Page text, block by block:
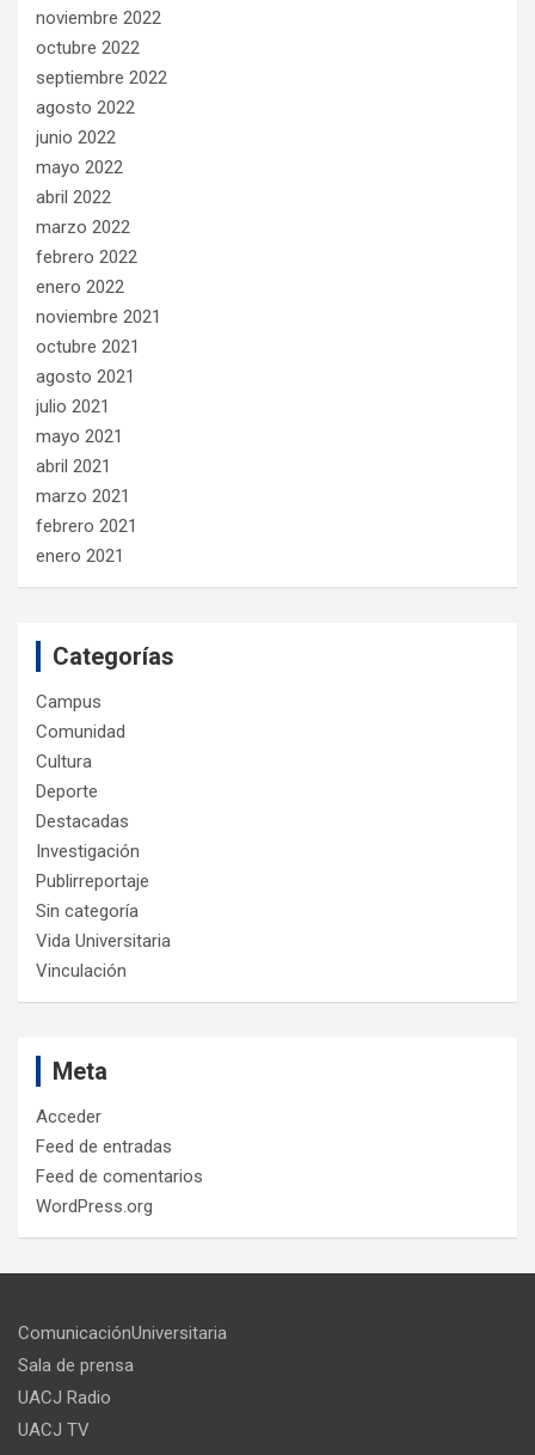
noviembre 2022
octubre 2022
septiembre 2022
agosto 2022
junio 2022
mayo 2022
abril 2022
marzo 2022
febrero 2022
enero 2022
noviembre 2021
octubre 2021
agosto 2021
julio 2021
mayo 2021
abril 2021
marzo 2021
febrero 2021
enero 2021
Categorías
Campus
Comunidad
Cultura
Deporte
Destacadas
Investigación
Publirreportaje
Sin categoría
Vida Universitaria
Vinculación
Meta
Acceder
Feed de entradas
Feed de comentarios
WordPress.org
ComunicaciónUniversitaria
Sala de prensa
UACJ Radio
UACJ TV